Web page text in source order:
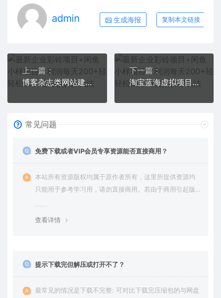
admin 生成海报 复制本文链接
上一篇：
博客杂志类网站建设技术，可对接广告，实现纯被动收益（教程+源码）
下一篇：
淘宝蓝海虚拟项目陪跑训练营5.0：单天478纯利润（无水印）
常见问题
免费下载或者VIP会员专享资源能否直接商用？
本站所有资源版权均属于原作者所有，这里所提供资源均
只能用于参考学习用，请勿直接商用。若由于商用引起版
查看详情
提示下载完但解压或打开不了？
最常见的情况是下载不完整: 可对比下载完压缩包的与网盘